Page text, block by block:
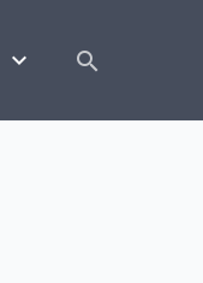
keyboard_arrow_down search
close